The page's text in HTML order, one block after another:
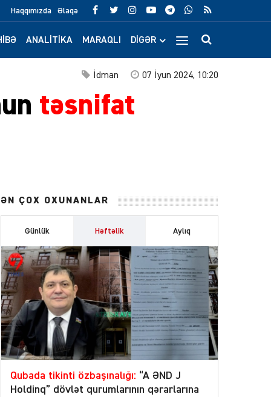
Haqqımızda Əlaqə
ANALITIKA MARAQLI DIGƏR
07 İyun 2024, 10:20
İdman
təsnifat
ƏN ÇOX OXUNANLAR
Günlük Həftəlik Aylıq
Qubada tikinti özbaşınalığı: “A ƏND J
Holdinq” dövlət qurumlarının qərarlarına